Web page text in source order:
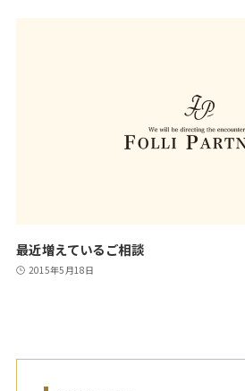
最近増えているご相談
2015年5月18日